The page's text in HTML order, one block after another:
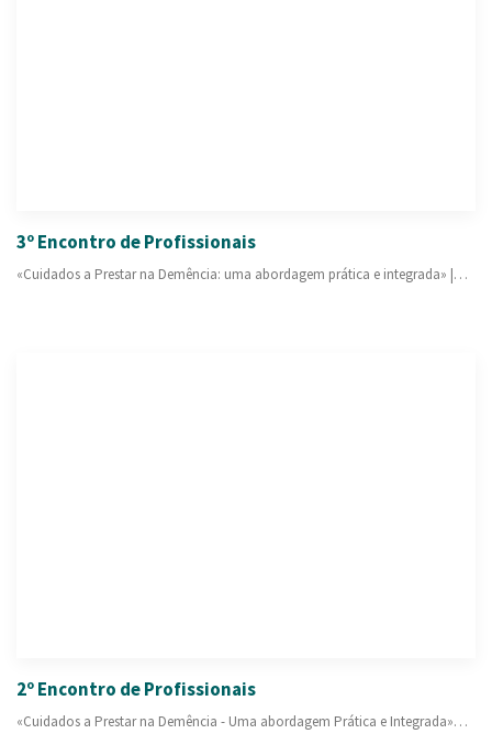
3º Encontro de Profissionais
«Cuidados a Prestar na Demência: uma abordagem prática e integrada» |…
2º Encontro de Profissionais
«Cuidados a Prestar na Demência - Uma abordagem Prática e Integrada»…